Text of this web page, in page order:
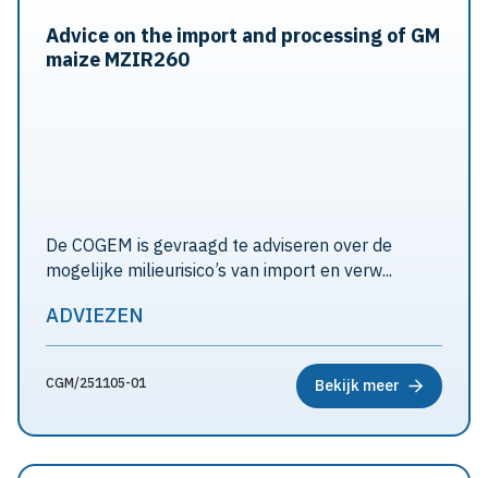
Advice on the import and processing of GM
maize MZIR260
De COGEM is gevraagd te adviseren over de
mogelijke milieurisico’s van import en verw...
ADVIEZEN
CGM/251105-01 Bekijk meer